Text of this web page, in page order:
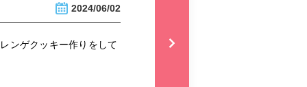
2024/06/02
ンゲクッキー作りをして